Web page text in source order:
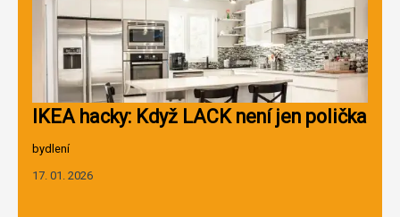
IKEA hacky: Když LACK není jen polička
bydlení
17. 01. 2026